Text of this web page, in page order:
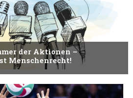
der Aktionen –
Menschenrecht!